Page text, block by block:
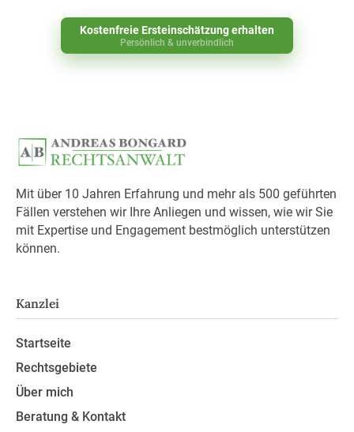
Kostenfreie Ersteinschätzung erhalten
Persönlich & unverbindlich
Mit über 10 Jahren Erfahrung und mehr als 500 geführten
Fällen verstehen wir Ihre Anliegen und wissen, wie wir Sie
mit Expertise und Engagement bestmöglich unterstützen
können.
Kanzlei
Startseite
Rechtsgebiete
Über mich
Beratung & Kontakt